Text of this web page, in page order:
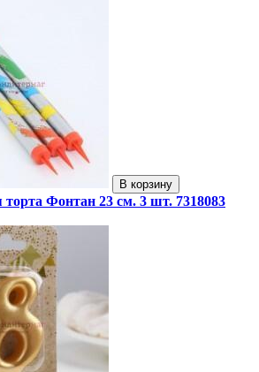
В корзину
Фонтан 23 см. 3 шт. 7318083